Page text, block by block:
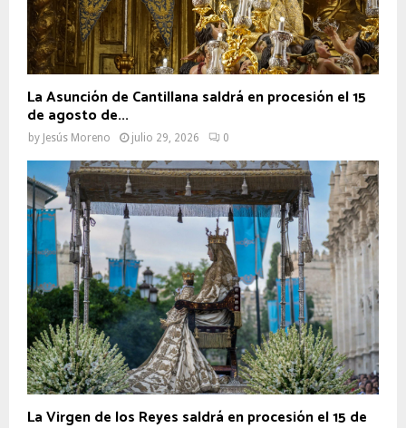
La Asunción de Cantillana saldrá en procesión el 15
de agosto de...
by Jesús Moreno julio 29, 2026 0
La Virgen de los Reyes saldrá en procesión el 15 de